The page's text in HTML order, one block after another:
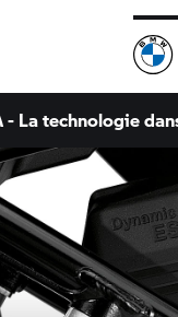
- La technologie